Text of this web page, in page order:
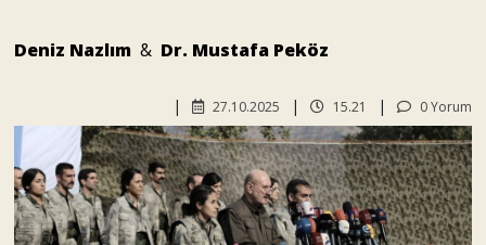
Deniz Nazlım & Dr. Mustafa Peköz
0 Yorum
15.21
27.10.2025